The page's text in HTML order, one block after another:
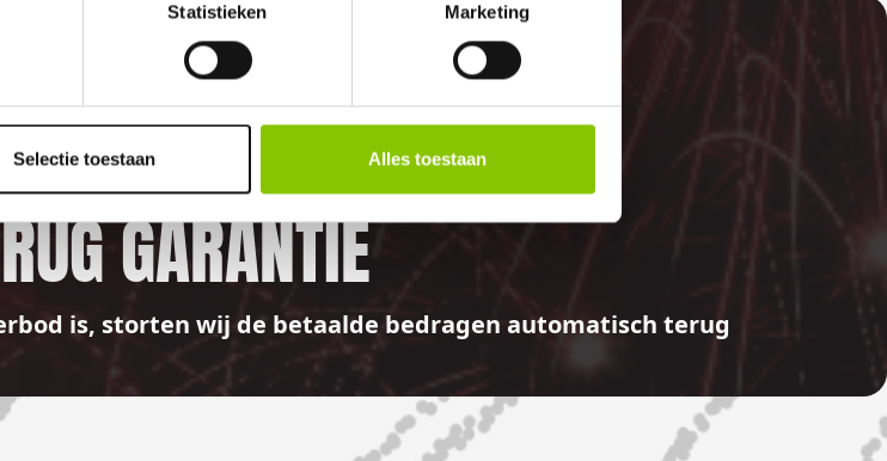
Statistieken Marketing
Selectie toestaan Alles toestaan
GARANTIE
is, storten wij de betaalde bedragen automatisch terug